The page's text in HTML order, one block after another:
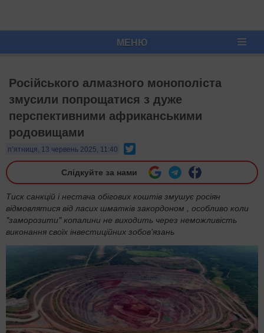
МЕНЮ
Російського алмазного монополіста
змусили попрощатися з дуже
перспективними африканськими
родовищами
п’ятниця, 13 червень 2025, 11:40
Слідкуйте за нами
Тиск санкцій і нестача обігових коштів змушує росіян
відмовлятися від ласих шматків закордоном , особливо коли
"заморозити" копалини не виходить через неможливість
виконання своїх інвестиційних зобов'язань